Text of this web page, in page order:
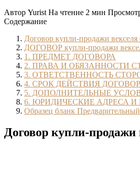
Автор Yurist На чтение 2 мин
Содержание
Договор купли-продажи векселя
ДОГОВОР купли-продажи
1. ПРЕДМЕТ ДОГОВОРА
2. ПРАВА И ОБЯЗАННОСТИ
3. ОТВЕТСТВЕННОСТЬ
4. СРОК ДЕЙСТВИЯ
5. ДОПОЛНИТЕЛЬНЫЕ
6. ЮРИДИЧЕСКИЕ АДРЕСА
Образец бланк
Договор купли-продажи